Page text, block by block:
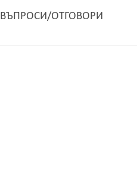
ВЪПРОСИ/ОТГОВОРИ